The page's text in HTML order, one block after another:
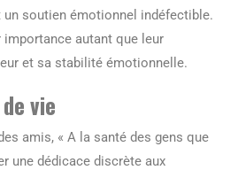
soutien émotionnel indéfectible.
importance autant que leur
et sa stabilité émotionnelle.
vie
amis, « A la santé des gens que
une dédicace discrète aux